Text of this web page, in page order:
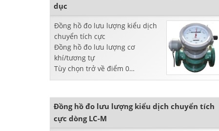
dục
Đồng hồ đo lưu lượng kiểu dịch
chuyển tích cực
Đồng hồ đo lưu lượng cơ
khí/tương tự
Tùy chọn trở về điểm 0
Dùng để đo nhiên liệu, dầu
Đồng hồ đo lưu lượng kiểu dịch chuyển tích
cực dòng LC-M